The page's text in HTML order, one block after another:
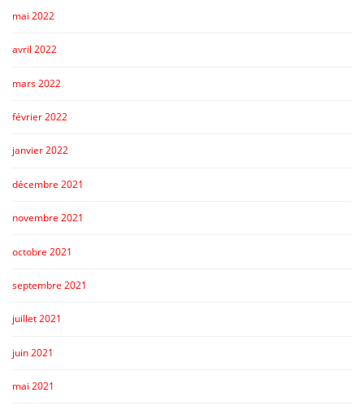
mai 2022
avril 2022
mars 2022
février 2022
janvier 2022
décembre 2021
novembre 2021
octobre 2021
septembre 2021
juillet 2021
juin 2021
mai 2021